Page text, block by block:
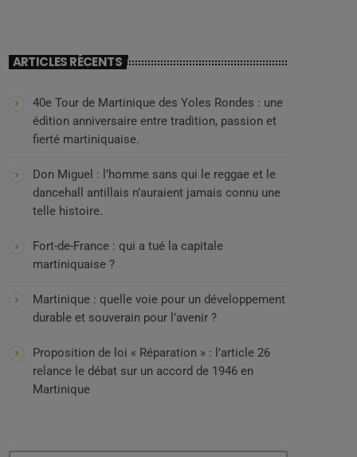
ARTICLES RÉCENTS
40e Tour de Martinique des Yoles Rondes : une
édition anniversaire entre tradition, passion et
fierté martiniquaise.
Don Miguel : l’homme sans qui le reggae et le
dancehall antillais n’auraient jamais connu une
telle histoire.
Fort-de-France : qui a tué la capitale
martiniquaise ?
Martinique : quelle voie pour un développement
durable et souverain pour l’avenir ?
Proposition de loi « Réparation » : l’article 26
relance le débat sur un accord de 1946 en
Martinique